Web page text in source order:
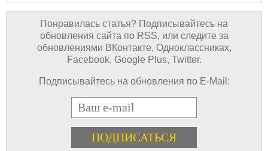
Понравилась статья? Подписывайтесь на
обновления сайта по RSS, или следите за
обновлениями ВКонтакте, Одноклассниках,
Facebook, Google Plus, Twitter.
Подписывайтесь на обновления по E-Mail:
E-mail